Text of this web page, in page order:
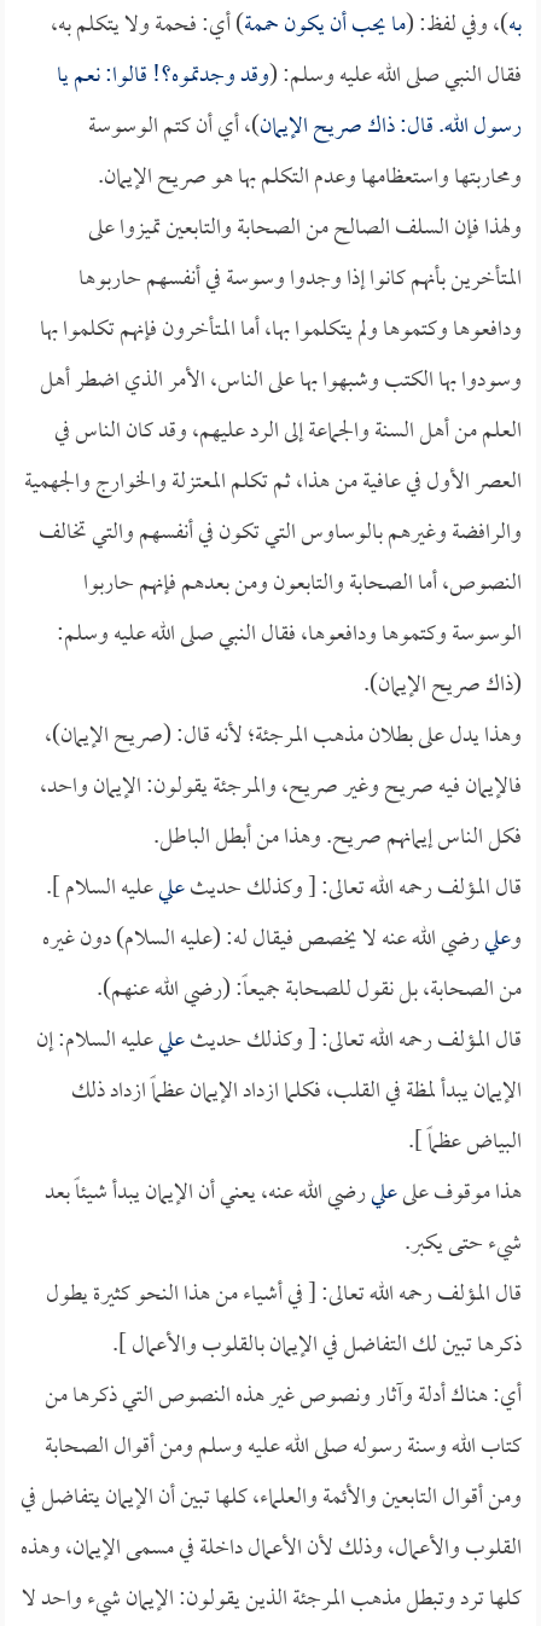
به)، وفي لفظ: (ما يحب أن يكون حممة) أي: فحمة ولا يتكلم به،
فقال النبي صلى الله عليه وسلم: (وقد وجدتموه؟! قالوا: نعم يا
رسول الله. قال: ذاك صريح الإيمان)، أي أن كتم الوسوسة
ومحاربتها واستعظامها وعدم التكلم بها هو صريح الإيمان.
ولهذا فإن السلف الصالح من الصحابة والتابعين تميزوا على
المتأخرين بأنهم كانوا إذا وجدوا وسوسة في أنفسهم حاربوها
ودافعوها وكتموها ولم يتكلموا بها، أما المتأخرون فإنهم تكلموا بها
وسودوا بها الكتب وشبهوا بها على الناس، الأمر الذي اضطر أهل
العلم من أهل السنة والجماعة إلى الرد عليهم، وقد كان الناس في
العصر الأول في عافية من هذا، ثم تكلم المعتزلة والخوارج والجهمية
والرافضة وغيرهم بالوساوس التي تكون في أنفسهم والتي تخالف
النصوص، أما الصحابة والتابعون ومن بعدهم فإنهم حاربوا
الوسوسة وكتموها ودافعوها، فقال النبي صلى الله عليه وسلم:
(ذاك صريح الإيمان).
وهذا يدل على بطلان مذهب المرجئة؛ لأنه قال: (صريح الإيمان)،
فالإيمان فيه صريح وغير صريح، والمرجئة يقولون: الإيمان واحد،
فكل الناس إيمانهم صريح. وهذا من أبطل الباطل.
قال المؤلف رحمه الله تعالى: [ وكذلك حديثعليعليه السلام ].
وعليرضي الله عنه لا يخصص فيقال له: (عليه السلام) دون غيره
من الصحابة، بل نقول للصحابة جميعاً: (رضي الله عنهم).
قال المؤلف رحمه الله تعالى: [ وكذلك حديثعليعليه السلام: إن
الإيمان يبدأ لمظة في القلب، فكلما ازداد الإيمان عظماً ازداد ذلك
البياض عظماً ].
هذا موقوف علىعليرضي الله عنه، يعني أن الإيمان يبدأ شيئاً بعد
شيء حتى يكبر.
قال المؤلف رحمه الله تعالى: [ في أشياء من هذا النحو كثيرة يطول
ذكرها تبين لك التفاضل في الإيمان بالقلوب والأعمال ].
أي: هناك أدلة وآثار ونصوص غير هذه النصوص التي ذكرها من
كتاب الله وسنة رسوله صلى الله عليه وسلم ومن أقوال الصحابة
ومن أقوال التابعين والأئمة والعلماء، كلها تبين أن الإيمان يتفاضل في
القلوب والأعمال، وذلك لأن الأعمال داخلة في مسمى الإيمان، وهذه
كلها ترد وتبطل مذهب المرجئة الذين يقولون: الإيمان شيء واحد لا